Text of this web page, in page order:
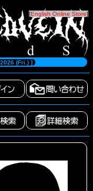
[English Online Store]
(Fri.) ]